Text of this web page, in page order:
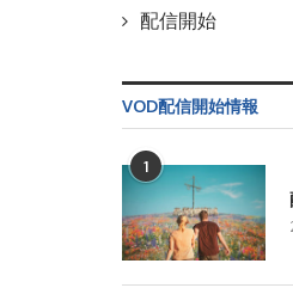
配信開始
VOD配信開始情報
1